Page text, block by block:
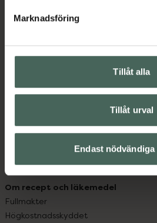
Marknadsföring
Tillåt alla
Tillåt urval
Endast
Handla tryggt
Leverans, betalning och retur
Kundklubb
Sajtens tillgänglighet
Köpvillkor
Om recept och läkemedel
Fullmakter
Högkostnadsskyddet